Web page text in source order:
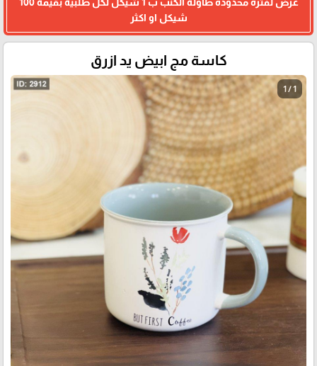
عرض لفتره محدوده طاولة الكنب ب 1 شيكل لكل طلبية بقيمة 100
شيكل او اكثر
كاسة مج ابيض يد ازرق
1 / 1